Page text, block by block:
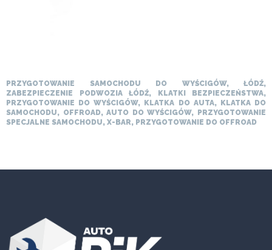
PRZYGOTOWANIE SAMOCHODU DO WYŚCIGÓW, ŁÓDŹ,
ZABEZPIECZENIE PODWOZIA ŁÓDŹ, KLATKI BEZPIECZEŃSTWA,
PRZYGOTOWANIE DO WYŚCIGÓW, KLATKA DO AUTA, KLATKA DO
SAMOCHODU, OFFROAD, AUTO DO WYŚCIGÓW, PRZYGOTOWANIE
SPECJALNE SAMOCHODU, X-BAR, PRZYGOTOWANIE DO OFFROAD